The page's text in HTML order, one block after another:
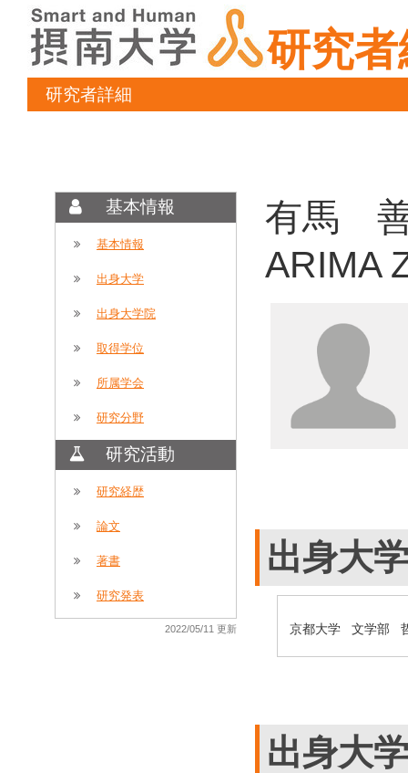
研究
研究者詳細
基本情報
基本情報
出身大学
出身大学院
取得学位
所属学会
研究分野
研究活動
研究経歴
論文
著書
研究発表
2022/05/11 更新
有馬
ARIMA
出身大学
京都大学 文学部
出身大